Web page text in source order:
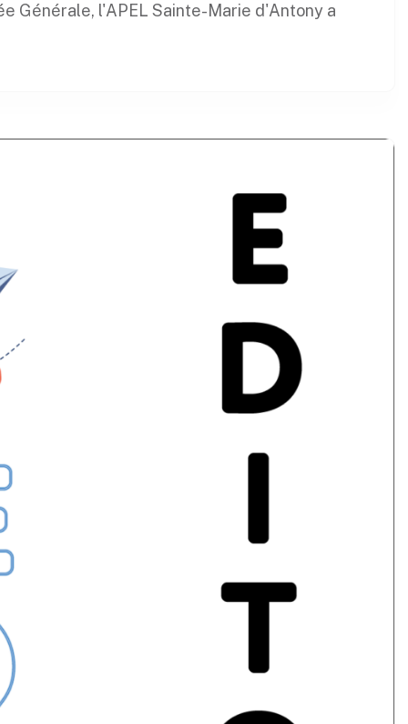
Générale, l'APEL Sainte-Marie d'Antony a